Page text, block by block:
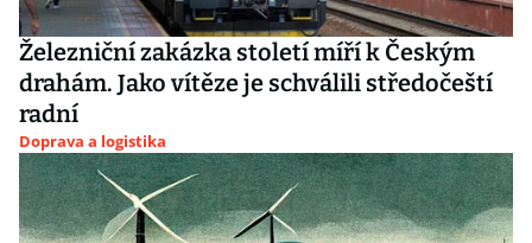
Železniční zakázka století míří k Českým
drahám. Jako vítěze je schválili středočeští
radní
Doprava a logistika